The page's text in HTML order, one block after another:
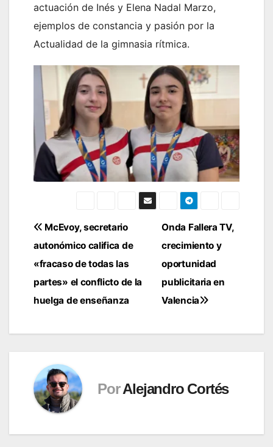
actuación de Inés y Elena Nadal Marzo,
ejemplos de constancia y pasión por la
Actualidad de la gimnasia rítmica.
Navegación
de
entradas
Onda Fallera TV,
crecimiento y
oportunidad
publicitaria en
Valencia
McEvoy, secretario
autonómico califica de
«fracaso de todas las
partes» el conflicto de la
huelga de enseñanza
Por Alejandro Cortés